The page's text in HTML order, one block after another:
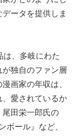
ータを提供しま
は、多岐にわた
独自のファン層
画家の年収は、
愛されているか
田栄一郎氏の
ボール』など、